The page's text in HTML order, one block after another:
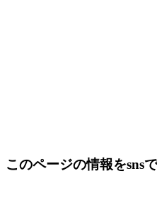
このページの情報をsns